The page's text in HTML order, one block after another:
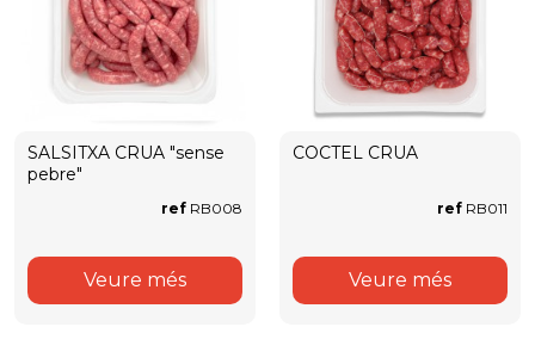
SALSITXA CRUA "sense
pebre"
ref RB008
Veure més
COCTEL CRUA
ref RB011
Veure més